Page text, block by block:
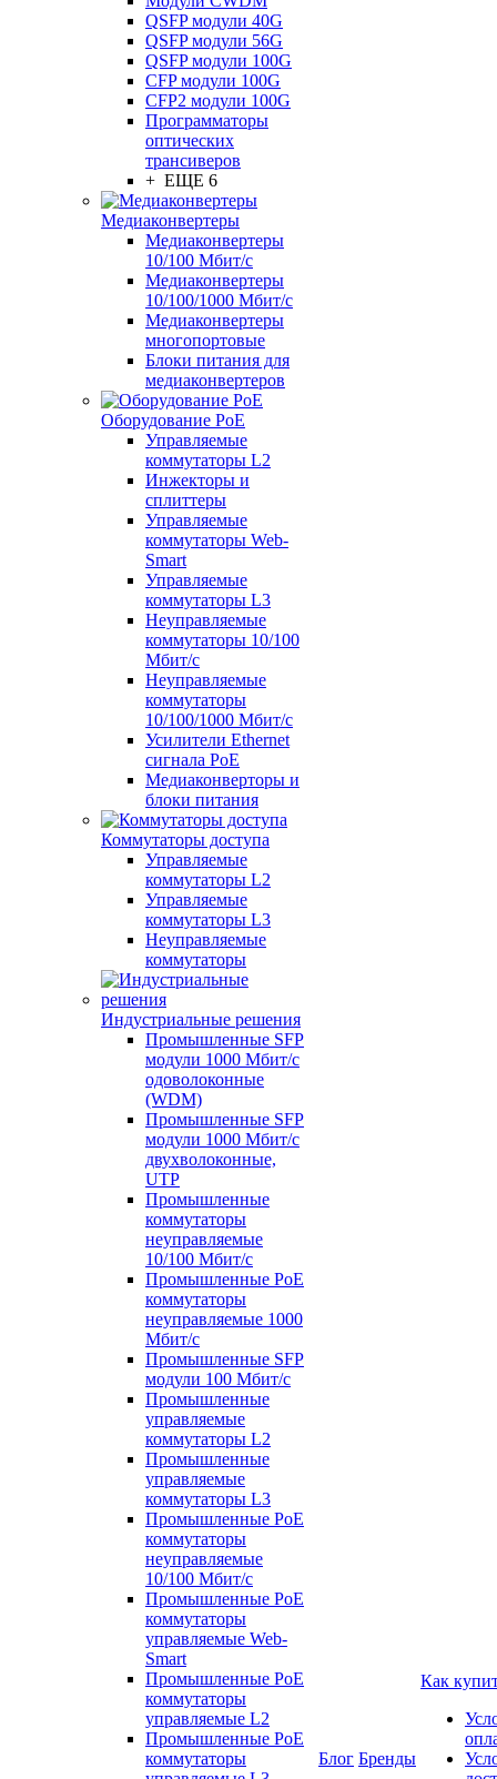
QSFP модули 40G
QSFP модули 56G
QSFP модули 100G
CFP модули 100G
CFP2 модули 100G
Программаторы
оптических
трансиверов
+ ЕЩЕ 6
Медиаконвертеры
Медиаконвертеры
10/100 Мбит/с
Медиаконвертеры
10/100/1000 Мбит/c
Медиаконвертеры
многопортовые
Блоки питания для
медиаконвертеров
Оборудование PoE
Управляемые
коммутаторы L2
Инжекторы и
сплиттеры
Управляемые
коммутаторы Web-
Smart
Управляемые
коммутаторы L3
Неуправляемые
коммутаторы 10/100
Мбит/с
Неуправляемые
коммутаторы
10/100/1000 Мбит/с
Усилители Ethernet
сигнала PoE
Медиаконверторы и
блоки питания
Коммутаторы доступа
Управляемые
коммутаторы L2
Управляемые
коммутаторы L3
Неуправляемые
коммутаторы
Индустриальные решения
Промышленные SFP
модули 1000 Мбит/c
одоволоконные
(WDM)
Промышленные SFP
модули 1000 Мбит/c
двухволоконные,
UTP
Промышленные
коммутаторы
неуправляемые
10/100 Мбит/с
Промышленные PoE
коммутаторы
неуправляемые 1000
Мбит/с
Промышленные SFP
модули 100 Мбит/c
Промышленные
управляемые
коммутаторы L2
Промышленные
управляемые
коммутаторы L3
Промышленные PoE
коммутаторы
неуправляемые
10/100 Мбит/с
Промышленные PoE
коммутаторы
управляемые Web-
Smart
Промышленные PoE
коммутаторы
управляемые L2
Промышленные PoE
коммутаторы
Блог Бренды
Как